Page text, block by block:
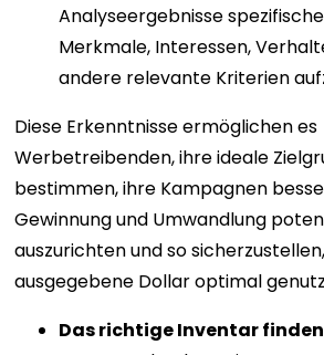
Analyseergebnisse
Merkmale, Interessen,
andere relevante Kriterien
Diese Erkenntnisse ermöglichen es
Werbetreibenden, ihre ideale
bestimmen, ihre Kampagnen
Gewinnung und Umwandlung
auszurichten und so
ausgegebene Dollar optimal
Das richtige Inventar